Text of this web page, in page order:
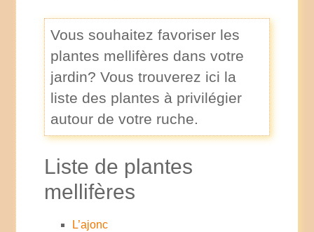
Vous souhaitez favoriser les
plantes mellifères dans votre
jardin? Vous trouverez ici la
liste des plantes à privilégier
autour de votre ruche.
Liste de plantes
mellifères
L’ajonc